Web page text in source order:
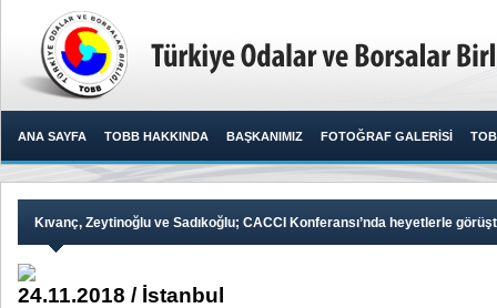
ANA SAYFA TOBB HAKKINDA BAŞKANIMIZ FOTOĞRAF GALERİSİ
Kıvanç, Zeytinoğlu ve Sadıkoğlu; CACCI Konferansı’nda heyetlerle
24.11.2018 / İstanbul